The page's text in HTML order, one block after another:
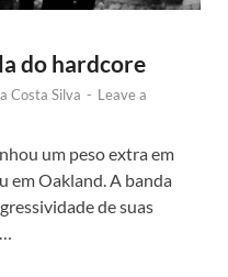
do hardcore
Costa Silva - Leave a
um peso extra em
em Oakland. A banda
de suas